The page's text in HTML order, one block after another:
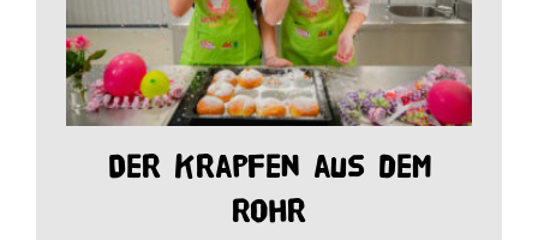
Der Krapfen aus dem
Rohr